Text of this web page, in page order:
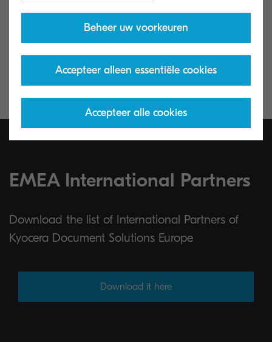
Tel: +49(0)2159-928-500 Fax:
+49(0)2159-928-599
Email: info@deu.kyocera.com
EMEA International Partners
Download the list of International Partners of
Kyocera Document Solutions Europe
Download it here
Beheer uw voorkeuren
Accepteer alleen essentiële cookies
Accepteer alle cookies